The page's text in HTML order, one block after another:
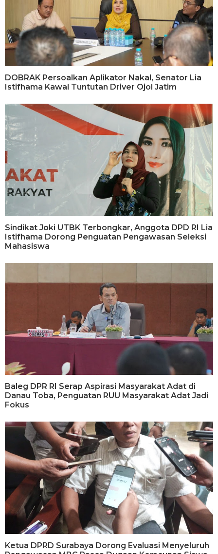
DOBRAK Persoalkan Aplikator Nakal, Senator Lia
Istifhama Kawal Tuntutan Driver Ojol Jatim
Sindikat Joki UTBK Terbongkar, Anggota DPD RI Lia
Istifhama Dorong Penguatan Pengawasan Seleksi
Mahasiswa
Baleg DPR RI Serap Aspirasi Masyarakat Adat di
Danau Toba, Penguatan RUU Masyarakat Adat Jadi
Fokus
Ketua DPRD Surabaya Dorong Evaluasi Menyeluruh